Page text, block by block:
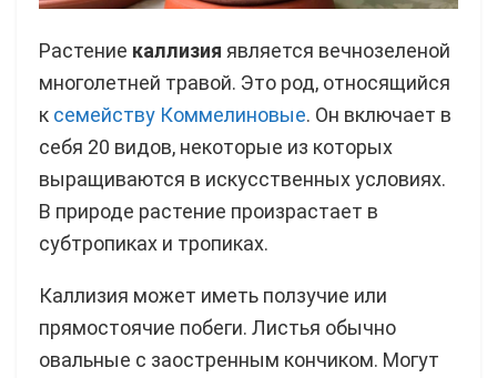
Растение каллизия является вечнозеленой
многолетней травой. Это род, относящийся
к семейству Коммелиновые. Он включает в
себя 20 видов, некоторые из которых
выращиваются в искусственных условиях.
В природе растение произрастает в
субтропиках и тропиках.
Каллизия может иметь ползучие или
прямостоячие побеги. Листья обычно
овальные с заостренным кончиком. Могут